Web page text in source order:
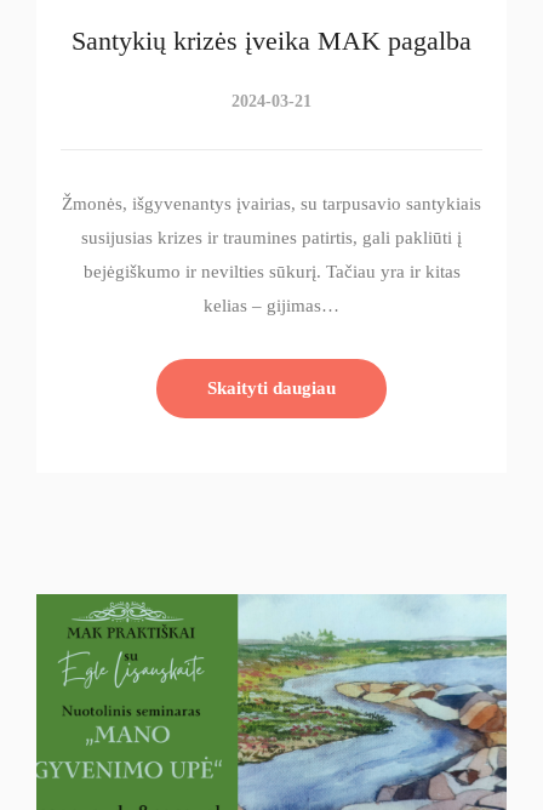
Santykių krizės įveika MAK pagalba
2024-03-21
Žmonės, išgyvenantys įvairias, su tarpusavio santykiais
susijusias krizes ir traumines patirtis, gali pakliūti į
bejėgiškumo ir nevilties sūkurį. Tačiau yra ir kitas
kelias – gijimas…
Skaityti daugiau